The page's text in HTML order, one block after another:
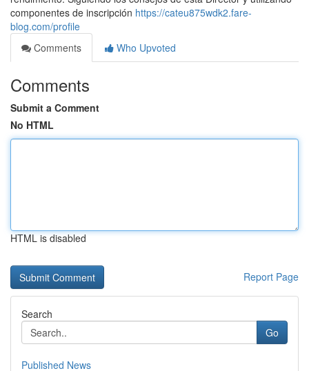
componentes de inscripción https://cateu875wdk2.fare-
blog.com/profile
Comments
Who Upvoted
Comments
Submit a Comment
No HTML
HTML is disabled
Report Page
Search
Go
Published News